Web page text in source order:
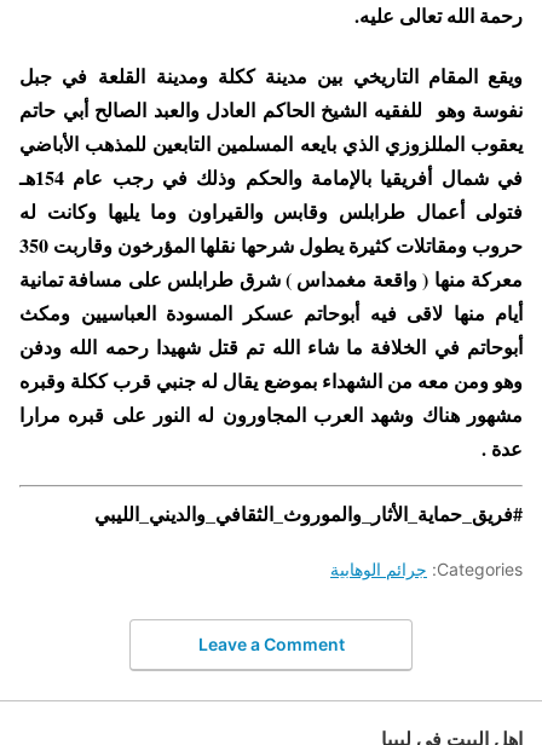
رحمة الله تعالى عليه.
ويقع المقام التاريخي بين مدينة ككلة ومدينة القلعة في جبل
نفوسة وهو للفقيه الشيخ الحاكم العادل والعبد الصالح أبي حاتم
يعقوب المللزوزي الذي بايعه المسلمين التابعين للمذهب الأباضي
في شمال أفريقيا بالإمامة والحكم وذلك في رجب عام 154هـ
فتولى أعمال طرابلس وقابس والقيراون وما يليها وكانت له
حروب ومقاتلات كثيرة يطول شرحها نقلها المؤرخون وقاربت 350
معركة منها ( واقعة مغمداس ) شرق طرابلس على مسافة تمانية
أيام منها لاقى فيه أبوحاتم عسكر المسودة العباسيين ومكث
أبوحاتم في الخلافة ما شاء الله تم قتل شهيدا رحمه الله ودفن
وهو ومن معه من الشهداء بموضع يقال له جنبي قرب ككلة وقبره
مشهور هناك وشهد العرب المجاورون له النور على قبره مرارا
عدة .
#فريق_حماية_الأثار_والموروث_الثقافي_والديني_الليبي
Categories: جرائم الوهابية
Leave a Comment
اهل البيت في ليبيا